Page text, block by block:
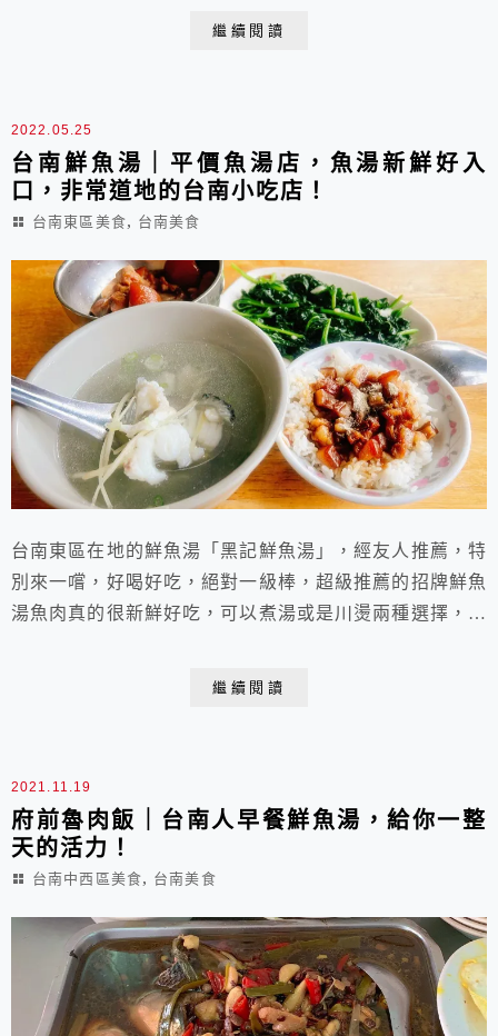
繼續閱讀
2022.05.25
台南鮮魚湯｜平價魚湯店，魚湯新鮮好入
口，非常道地的台南小吃店！
台南東區美食, 台南美食
台南東區在地的鮮魚湯「黑記鮮魚湯」，經友人推薦，特
別來一嚐，好喝好吃，絕對一級棒，超級推薦的招牌鮮魚
湯魚肉真的很新鮮好吃，可以煮湯或是川燙兩種選擇，有
繼續閱讀
2021.11.19
府前魯肉飯｜台南人早餐鮮魚湯，給你一整
天的活力！
台南中西區美食, 台南美食